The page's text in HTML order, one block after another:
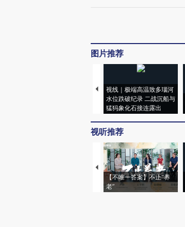
图片推荐
视线｜极端高温致多瑙河
水位跌破纪录 二战沉船与
猛犸象化石接连露出
视听推荐
【不唯一答案】不止“养
老”